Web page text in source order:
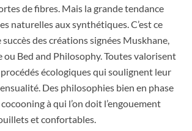
de fibres. Mais la grande tendance
naturelles aux synthétiques. C’est ce
des créations signées Muskhane,
ou Bed and Philosophy. Toutes valorisent
écologiques qui soulignent leur
Des philosophies bien en phase
à qui l’on doit l’engouement
et confortables.